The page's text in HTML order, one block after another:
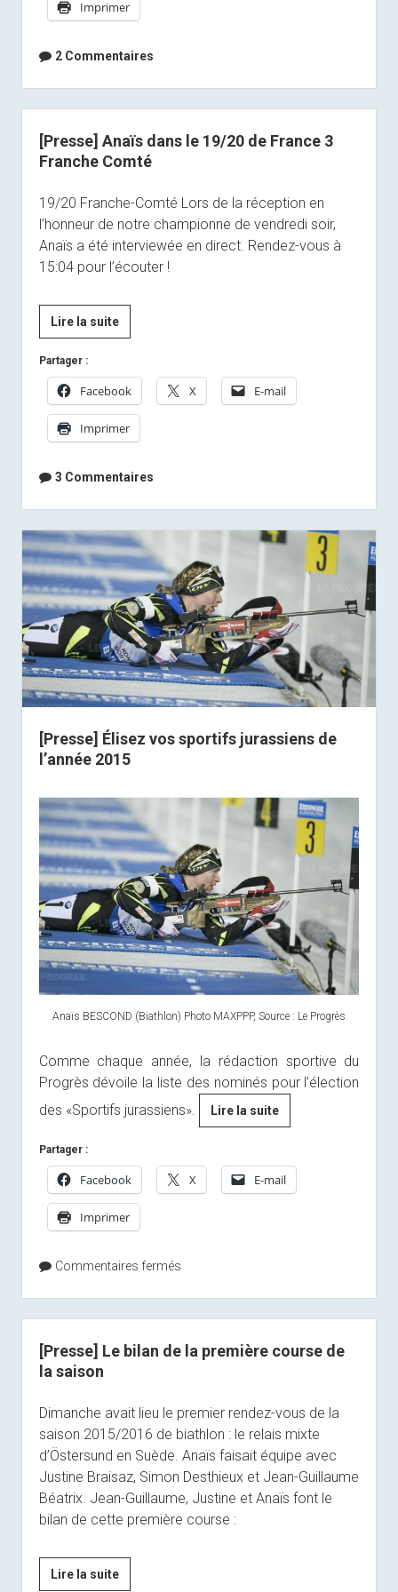
5
en
de
mire
Imprimer
2 Commentaires
[Presse] Anaïs dans le 19/20 de France 3
Franche Comté
19/20 Franche-Comté Lors de la réception en
l’honneur de notre championne de vendredi soir,
Anaïs a été interviewée en direct. Rendez-vous à
15:04 pour l’écouter !
Lire la suite[Presse]
Anaïs
le
19/20
de
3
Comté
Partager :
Facebook X E-mail
Imprimer
3 Commentaires
[Presse] Élisez vos sportifs jurassiens de
l’année 2015
Anaïs BESCOND (Biathlon) Photo MAXPPP, Source : Le Progrès
Comme chaque année, la rédaction sportive du
Progrès dévoile la liste des nominés pour l’élection
des «Sportifs jurassiens».
Lire la suite[Presse]
Élisez
sportifs
jurassiens
Partager :
Facebook X E-mail
Imprimer
Commentaires fermés
[Presse] Le bilan de la première course de
la saison
Dimanche avait lieu le premier rendez-vous de la
saison 2015/2016 de biathlon : le relais mixte
d’Östersund en Suède. Anaïs faisait équipe avec
Justine Braisaz, Simon Desthieux et Jean-Guillaume
Béatrix. Jean-Guillaume, Justine et Anaïs font le
bilan de cette première course :
Lire la suite[Presse]